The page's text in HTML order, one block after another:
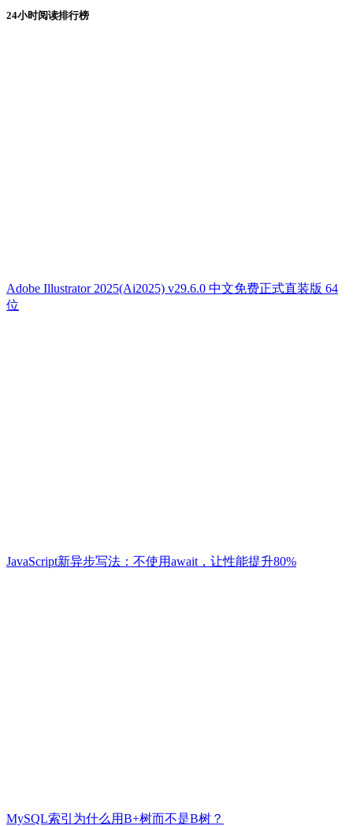
24小时阅读排行榜
Adobe Illustrator 2025(Ai2025) v29.6.0 中文免费正式直装版 64
位
JavaScript新异步写法：不使用await，让性能提升80%
MySQL索引为什么用B+树而不是B树？